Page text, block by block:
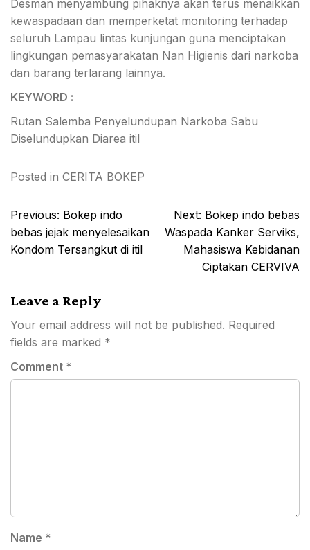
Desman menyambung pihaknya akan terus menaikkan
kewaspadaan dan memperketat monitoring terhadap
seluruh Lampau lintas kunjungan guna menciptakan
lingkungan pemasyarakatan Nan Higienis dari narkoba
dan barang terlarang lainnya.
KEYWORD :
Rutan Salemba Penyelundupan Narkoba Sabu
Diselundupkan Diarea itil
Posted in CERITA BOKEP
Post
navigation
Previous: Bokep indo
bebas jejak menyelesaikan
Kondom Tersangkut di itil
Next: Bokep indo bebas
Waspada Kanker Serviks,
Mahasiswa Kebidanan
Ciptakan CERVIVA
Leave a Reply
Your email address will not be published. Required
fields are marked *
Comment *
Name *